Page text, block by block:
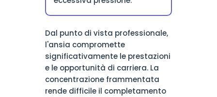
Dal punto di vista professionale,
l'ansia compromette
significativamente le prestazioni
e le opportunità di carriera. La
concentrazione frammentata
rende difficile il completamento